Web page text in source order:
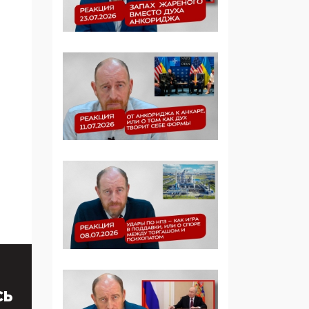
Симулякр патриотизма
и благолепия:
профилактика негатива
среди молодежи снова
отдана на откуп
«движперам»
03:35, 25 Апреля 2026
120 лет
институт
народовластия
превратился в «чего
изволите» для
Правительства и АП
Социальный фонд
России – пионер
жесткого внедрения